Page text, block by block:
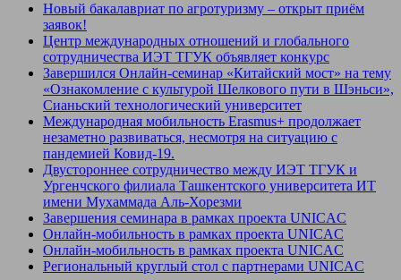
Новый бакалавриат по агротуризму – открыт приём
заявок!
Центр международных отношений и глобального
сотрудничества ИЭТ ТГУК объявляет конкурс
Завершился Онлайн-семинар «Китайский мост» на тему
«Ознакомление с культурой Шелкового пути в Шэньси»,
Сианьский технологический университет
Международная мобильность Erasmus+ продолжает
незаметно развиваться, несмотря на ситуацию с
пандемией Ковид-19.
Двустороннее сотрудничество между ИЭТ ТГУК и
Ургенчского филиала Ташкентского университета ИТ
имени Мухаммада Аль-Хорезми
Завершения семинара в рамках проекта UNICAC
Онлайн-мобильность в рамках проекта UNICAC
Онлайн-мобильность в рамках проекта UNICAC
Региональный круглый стол с партнерами UNICAC